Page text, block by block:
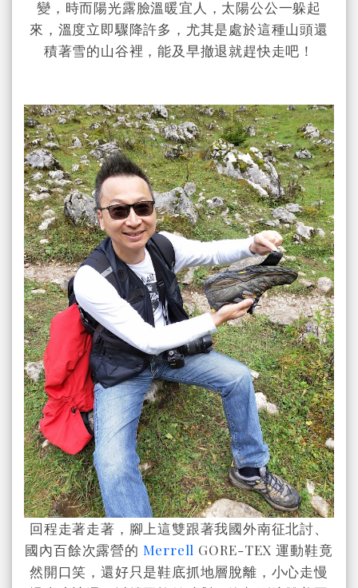
變，時而陽光露臉溫暖宜人，太陽公公一躲起
來，溫度立即驟降許多，尤其是處於這種山頭還
積著雪的山谷裡，能及早撤退就趕快走吧！
回程走著走著，腳上這雙跟著我國外南征北討、
國內百餘次露營的 Merrell GORE-TEX 運動鞋竟
然開口笑，還好只是鞋底抓地層脫離，小心走慢